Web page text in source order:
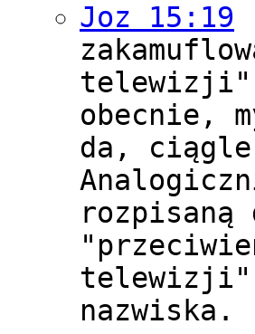
Joz 15:19
telewizji".
obecnie,
da,
rozpisaną
telewizji"
nazwiska.